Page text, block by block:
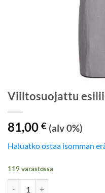
Viiltosuojattu
81,00 € (alv 0%)
Haluatko ostaa isomman
119 varastossa